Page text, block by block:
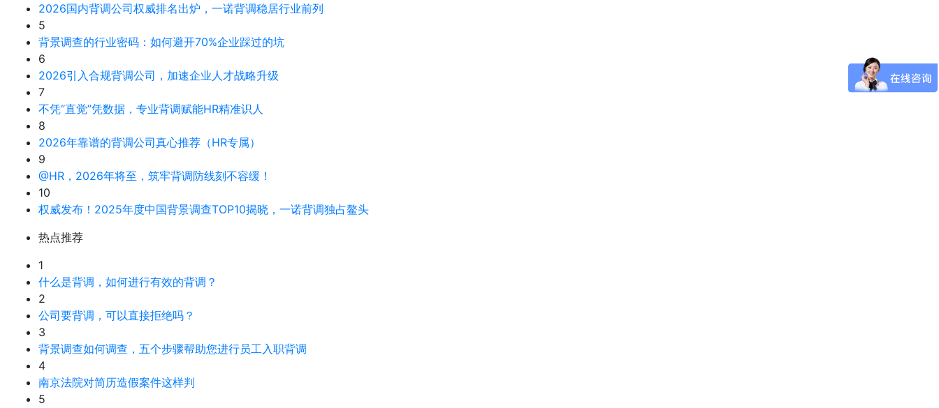
2026国内背调公司权威排名出炉，一诺背调稳居行业前列
5
背景调查的行业密码：如何避开70%企业踩过的坑
6
2026引入合规背调公司，加速企业人才战略升级
7
不凭“直觉”凭数据，专业背调赋能HR精准识人
8
2026年靠谱的背调公司真心推荐（HR专属）
9
@HR，2026年将至，筑牢背调防线刻不容缓！
10
权威发布！2025年度中国背景调查TOP10揭晓，一诺背调独占鳌头
热点推荐
1
什么是背调，如何进行有效的背调？
2
公司要背调，可以直接拒绝吗？
3
背景调查如何调查，五个步骤帮助您进行员工入职背调
4
南京法院对简历造假案件这样判
5